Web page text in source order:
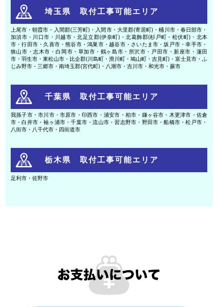
埼玉県 取付工事可能エリア
上尾市・朝霞市・入間郡(三芳町)・入間市・大里郡(寄居町)・桶川市・春日部市・
加須市・川口市・川越市・北足立郡(伊奈町)・北葛飾郡(杉戸町・松伏町)・北本
市・行田市・久喜市・熊谷市・鴻巣市・越谷市・さいたま市・坂戸市・幸手市・
狭山市・志木市・白岡市・草加市・鶴ヶ島市・所沢市・戸田市・新座市・蓮田
市・羽生市・東松山市・比企郡(川島町・滑川町・鳩山町・吉見町)・富士見市・ふ
じみ野市・三郷市・南埼玉郡(宮代町)・八潮市・吉川市・和光市・蕨市
千葉県 取付工事可能エリア
我孫子市・市川市・市原市・印西市・浦安市・柏市・鎌ヶ谷市・木更津市・佐倉
市・白井市・袖ヶ浦市・千葉市・流山市・習志野市・野田市・船橋市・松戸市・
八街市・八千代市・四街道市
栃木県 取付工事可能エリア
足利市・佐野市